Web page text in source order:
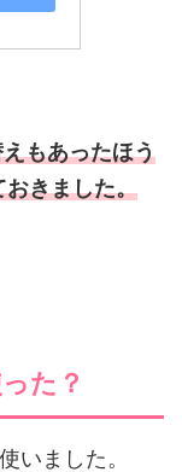
もあったほう
おきました。
た？
いました。